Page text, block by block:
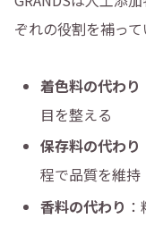
ぞれの役割を補って
着色料の代わり
目を整える
保存料の代わり
程で品質を維持
香料の代わり